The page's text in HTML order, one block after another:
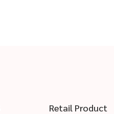
Retail Product